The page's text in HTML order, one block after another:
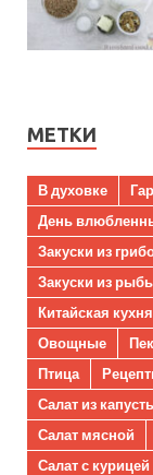
МЕТКИ
В духовке
День
Закуски из
Закуски из
Китайская кухня
Овощные
Птица
Салат из
Салат мясной
Салат с курицей